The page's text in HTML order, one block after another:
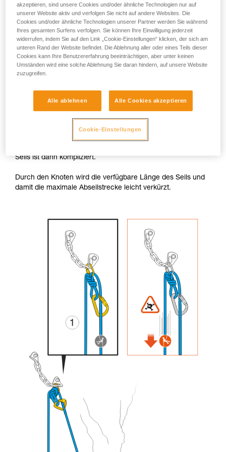
Mit einem GRIGRI
Mit einem GRIGRI ist es nicht möglich, sich an beiden
Seilsträngen von der Abseilstelle abzuseilen. Man muss sich
also an einem einzigen Strang abseilen. Dieser wird mit
einem Knoten am Schließring blockiert und mit einem
Verschlusskarabiner verbunden.
Das Abseilen erfolgt nur an dem Strang ohne Knoten. Der
Achtung: Der Knoten muss größer sein als der Schließring
an der Abseilstelle. Wenn der Knoten durch den Schließring
Seils ist dann kompliziert.
Durch den Knoten wird die verfügbare Länge des Seils und
damit die maximale Abseilstrecke leicht verkürzt.
akzeptieren, sind unsere Cookies und/oder ähnliche Technologien nur auf
unserer Website aktiv und verfolgen Sie nicht auf andere Websites. Die
Cookies und/oder ähnliche Technologien unserer Partner werden Sie während
Ihres gesamten Surfens verfolgen. Sie können Ihre Einwilligung jederzeit
widerrufen, indem Sie auf den Link „Cookie-Einstellungen“ klicken, der sich am
unteren Rand der Website befindet. Die Ablehnung aller oder eines Teils dieser
Cookies kann Ihre Benutzererfahrung beeinträchtigen, aber unter keinen
Umständen wird eine solche Ablehnung Sie daran hindern, auf unsere Website
zuzugreifen.
Alle ablehnen Alle Cookies akzeptieren
Cookie-Einstellungen